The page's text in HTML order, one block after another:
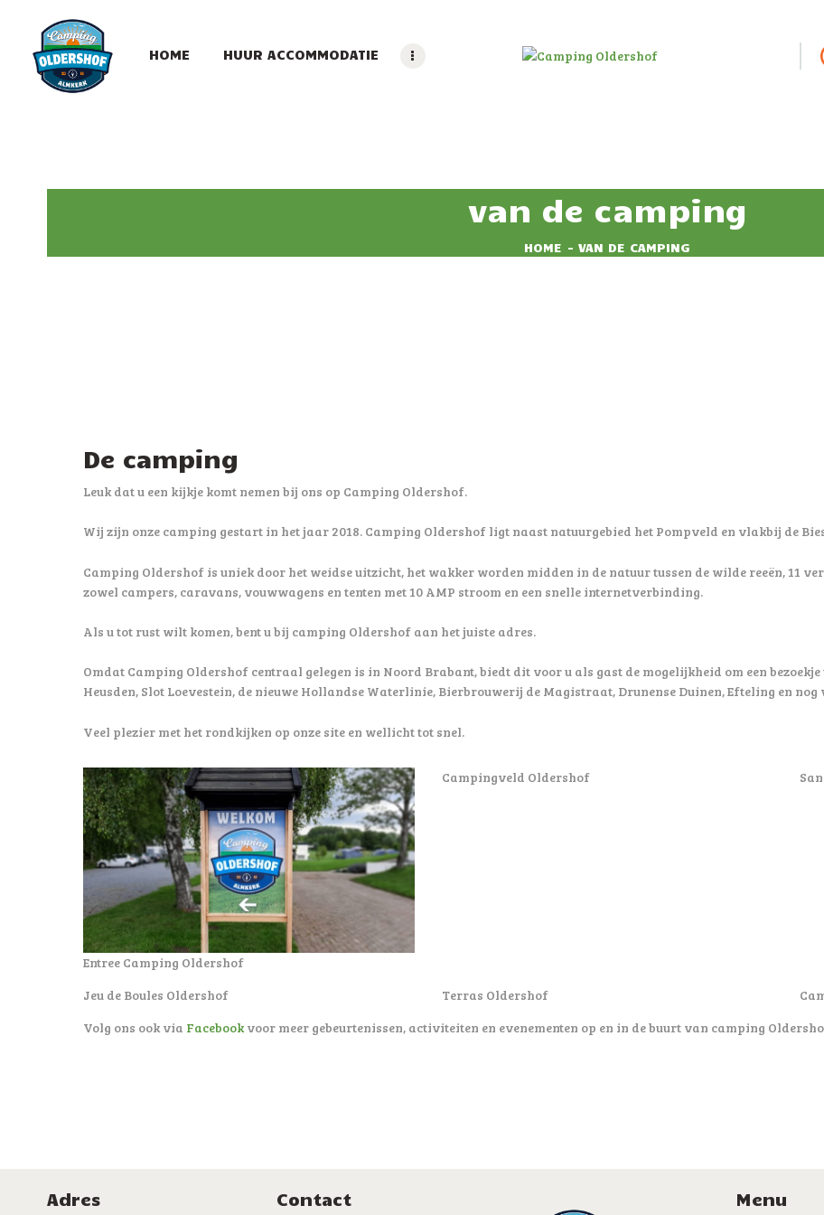
HOME HUUR ACCOMMODATIE
van de camping
HOME VAN DE CAMPING
CAMPING OLDERSHOF
IMPRESSIE
CONTACT
De camping
Leuk dat u een kijkje komt nemen bij ons op Camping Oldershof.
Wij zijn onze camping gestart in het jaar 2018. Camping Oldershof ligt naast natuurgebied het Pompveld en vlakbij de
Camping Oldershof is uniek door het weidse uitzicht, het wakker worden midden in de natuur tussen de wilde reeën, 11
zowel campers, caravans, vouwwagens en tenten met 10 AMP stroom en een snelle internetverbinding.
Als u tot rust wilt komen, bent u bij camping Oldershof aan het juiste adres.
Omdat Camping Oldershof centraal gelegen is in Noord Brabant, biedt dit voor u als gast de mogelijkheid om een
Heusden, Slot Loevestein, de nieuwe Hollandse Waterlinie, Bierbrouwerij de Magistraat, Drunense Duinen, Efteling en
Veel plezier met het rondkijken op onze site en wellicht tot snel.
Entree Camping Oldershof
Campingveld Oldershof
Jeu de Boules Oldershof Terras Oldershof
Volg ons ook via Facebookvoor meer gebeurtenissen, activiteiten en evenementen op en in de buurt van camping
Adres Contact Menu